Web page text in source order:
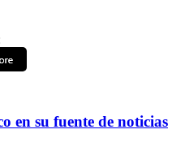
en su fuente de noticias